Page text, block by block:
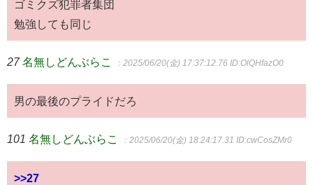
ゴミクズ犯罪者集団
勉強しても同じ
27 名無しどんぶらこ ：2025/06/20(金) 17:37:12.76 ID:OlQHfazO0
男の最後のプライドだろ
101 名無しどんぶらこ ：2025/06/20(金) 18:24:17.31 ID:cwCosZMr0
>>27